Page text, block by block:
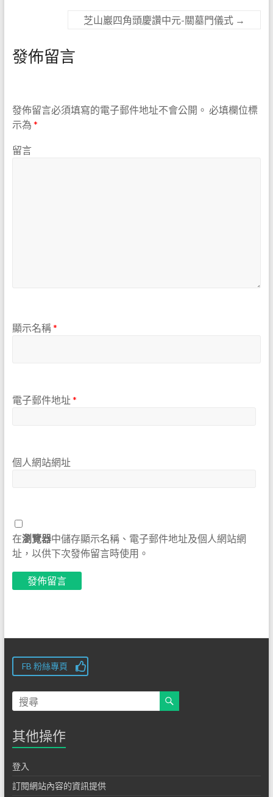
芝山巖四角頭慶讚中元-關墓門儀式 →
發佈留言
發佈留言必須填寫的電子郵件地址不會公開。 必填欄位標
示為 *
留言
顯示名稱*
電子郵件地址*
個人網站網址
在瀏覽器中儲存顯示名稱、電子郵件地址及個人網站網
址，以供下次發佈留言時使用。
FB 粉絲專頁
其他操作
登入
訂閱網站內容的資訊提供